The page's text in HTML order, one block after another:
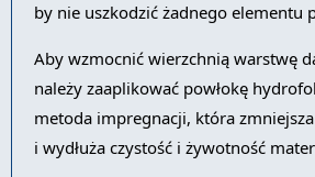
by nie uszkodzić żadnego elementu
Aby wzmocnić wierzchnią warstwę
należy zaaplikować powłokę
metoda impregnacji, która
i wydłuża czystość i żywotność